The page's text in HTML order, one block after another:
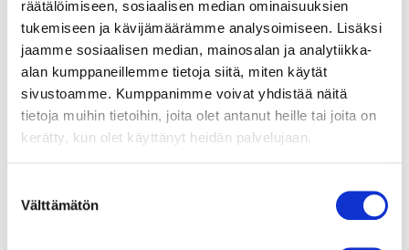
räätälöimiseen, sosiaalisen median ominaisuuksien
tukemiseen ja kävijämäärämme analysoimiseen. Lisäksi
jaamme sosiaalisen median, mainosalan ja analytiikka-
alan kumppaneillemme tietoja siitä, miten käytät
sivustoamme. Kumppanimme voivat yhdistää näitä
tietoja muihin tietoihin, joita olet antanut heille tai joita on
kerätty, kun olet käyttänyt heidän palvelujaan.
Välttämätön